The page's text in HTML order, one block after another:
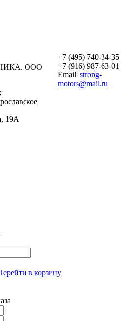
ООО
19А
+7 (495) 740-34-35
+7 (916) 987-63-01
Email: strong-
motors@mail.ru
в корзину